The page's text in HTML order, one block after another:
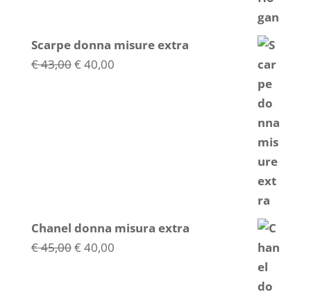
Scarpe donna misure extra
€43,00Il
€ 40,00Il
Chanel donna misura extra
€45,00Il
€ 40,00Il